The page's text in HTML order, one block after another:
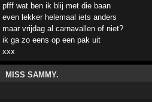
pfff wat ben ik blij met die baan
even lekker helemaal iets anders
maar vrijdag al carnavallen of niet?
ik ga zo eens op een pak uit
xxx
MISS SAMMY.